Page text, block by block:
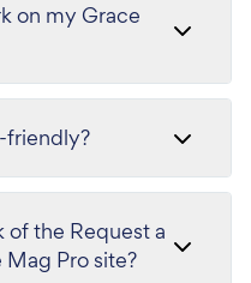
on my Grace
friendly?
of the Request a
Pro site?